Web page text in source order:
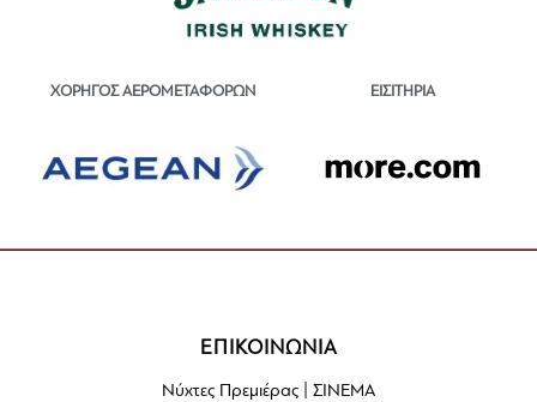
ΧΟΡΗΓΟΣ ΑΕΡΟΜΕΤΑΦΟΡΩΝ ΕΙΣΙΤΗΡΙΑ
ΕΠΙΚΟΙΝΩΝΙΑ
Νύχτες Πρεμιέρας | ΣΙΝΕΜΑ